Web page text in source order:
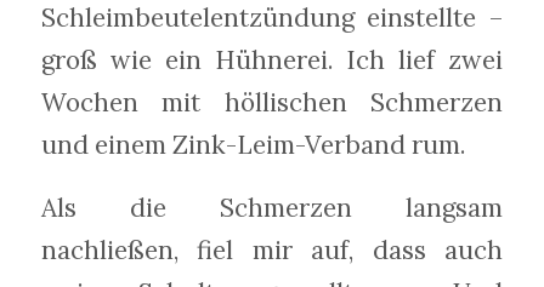
Schleimbeutelentzündung einstellte –
groß wie ein Hühnerei. Ich lief zwei
Wochen mit höllischen Schmerzen
und einem Zink-Leim-Verband rum.
Als die Schmerzen langsam
nachließen, fiel mir auf, dass auch